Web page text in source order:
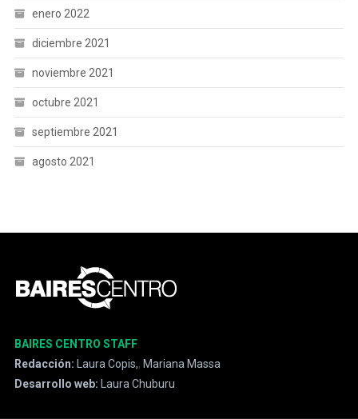
enero 2022
diciembre 2021
noviembre 2021
octubre 2021
septiembre 2021
agosto 2021
BAIRES CENTRO STAFF
Redacción: Laura Copis,, Mariana Massa
Desarrollo web: Laura Chuburu.